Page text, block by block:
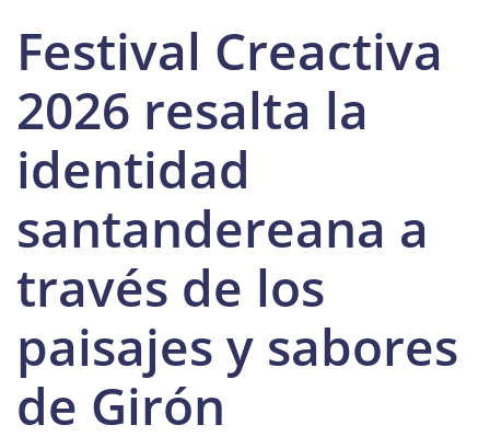
Festival Creactiva
2026 resalta la
identidad
santandereana a
través de los
paisajes y sabores
de Girón